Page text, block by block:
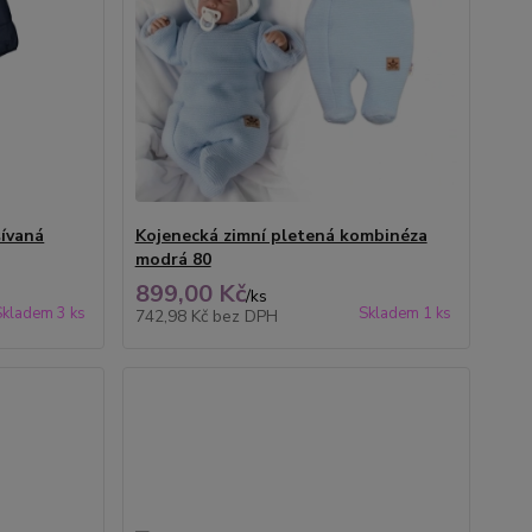
3 ks
Kojenecká zimní pletená kombinéza
modrá 80
899,00 Kč/ks
742,98 Kč bez DPH Skladem 1 ks